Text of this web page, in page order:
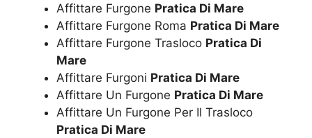
Affittare Furgone Pratica Di Mare
Affittare Furgone Roma Pratica Di Mare
Affittare Furgone Trasloco Pratica Di
Mare
Affittare Furgoni Pratica Di Mare
Affittare Un Furgone Pratica Di Mare
Affittare Un Furgone Per Il Trasloco
Pratica Di Mare